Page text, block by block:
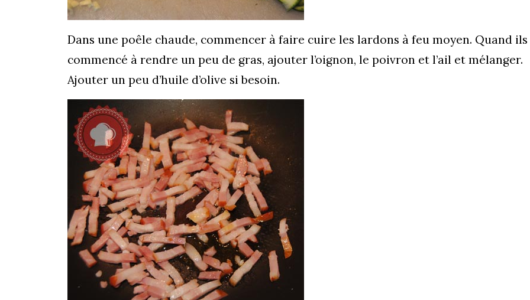
Dans une poêle chaude, commencer à faire cuire les lardons à feu moyen. Quand
commencé à rendre un peu de gras, ajouter l’oignon, le poivron et l’ail et mélanger.
Ajouter un peu d’huile d’olive si besoin.